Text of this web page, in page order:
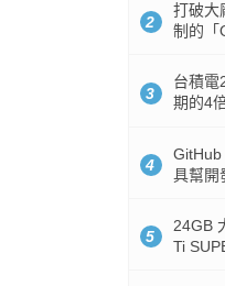
2
打破大
制的「
3
台積電
期的4
4
具幫開
5
24GB
Ti